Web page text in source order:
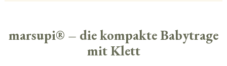
marsupi® – die kompakte Babytrage
mit Klett